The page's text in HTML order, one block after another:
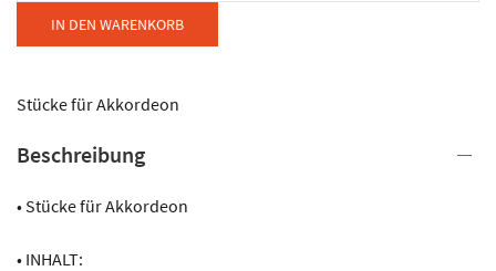
Composities
Bewerkingen
IN DEN WARENKORB
Stücke für Akkordeon
Beschreibung
• Stücke für Akkordeon
• INHALT: